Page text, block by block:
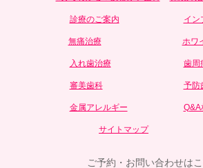
診療のご案内 イン
無痛治療 ホワ
入れ歯治療 歯周
審美歯科 予防
金属アレルギー Q&A
サイトマップ
ご予約・お問い合わせは